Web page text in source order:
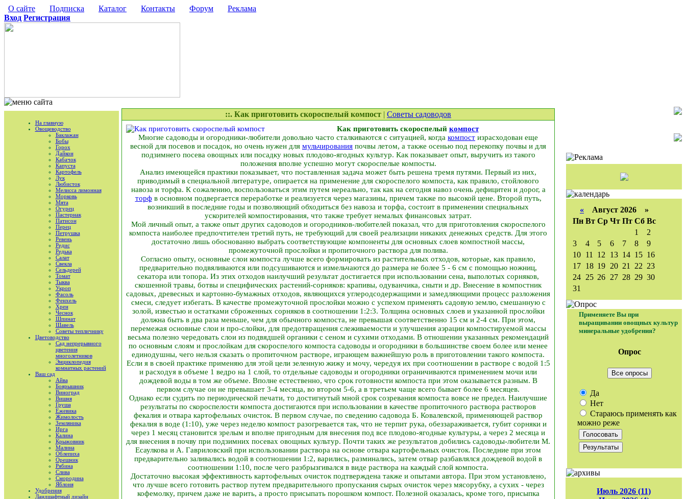
О сайте Подписка Каталог Контакты Форум
Реклама
Вход Регистрация
На главную
Овощеводство
Баклажан
Бобы
Горох
Дайкон
Кабачок
Капуста
Картофель
Лук
Любисток
Мелисса лимонная
Морковь
Мята
Огурец
Пастернак
Патисон
Перец
Петрушка
Ревень
Редис
Редька
Салат
Свекла
Сельдерей
Томат
Тыква
Укроп
Фасоль
Фенхель
Хрен
Чеснок
Шпинат
Шавель
Советы тепличнику
Цветоводство
Сад непрерывного
цветения
многолетников
Энциклопедия
комнатных растений
Ваш сад
Айва
Боярышник
Виноград
Вишня
Груша
Ежевика
Жимолость
Земляника
Ирга
Калина
Крыжовник
Малина
Облепиха
Орешник
Рябина
Слива
Смородина
Яблоня
Удобрения
Ландшафтный дизайн
::. Как приготовить скороспелый компост | Советы садоводов
Как приготовить скороспелый компост
Многие садоводы и огородники-любители довольно часто сталкиваются с ситуацией, когда компост израсходован еще
весной для посевов и посадок, но очень нужен для мульчирования почвы летом, а также осенью под перекопку почвы и для
подзимнего посева овощных или посадку новых плодово-ягодных культур. Как показывает опыт, выручить из такого
положения вполне успешно могут скороспелые компосты.
Анализ имеющейся практики показывает, что поставленная задача может быть решена тремя путями. Первый из них,
приводимый в специальной литературе, опирается на применение для скороспелого компоста, как правило, стойлового
навоза и торфа. К сожалению, воспользоваться этим путем нереально, так как на сегодня навоз очень дефицитен и дорог, а
торфв основном подвергается переработке и реализуется через магазины, причем также по высокой цене. Второй путь,
возникший в последние годы и позволяющий обходиться без навоза и торфа, состоит в применении специальных
ускорителей компостирования, что также требует немалых финансовых затрат.
Мой личный опыт, а также опыт других садоводов и огородников-любителей показал, что для приготовления скороспелого
компоста наиболее предпочтителен третий путь, не требующий для своей реализации никаких денежных средств. Для этого
достаточно лишь обоснованно выбрать соответствующие компоненты для основных слоев компостной массы,
промежуточной прослойки и пропиточного раствора для полива.
Согласно опыту, основные слои компоста лучше всего формировать из растительных отходов, которые, как правило,
предварительно подвяливаются или подсушиваются и измельчаются до размера не более 5 - 6 см с помощью ножниц,
секатора или топора. Из этих отходов наилучший результат достигается при использовании сена, выполотых сорняков,
скошенной травы, ботвы и специфических растений-сорняков: крапивы, одуванчика, сныти и др. Внесение в компостник
садовых, древесных и картонно-бумажных отходов, являющихся углеродсодержащими и замедляющими процесс разложения
смеси, следует избегать. В качестве промежуточной прослойки можно с успехом применять садовую землю, смешанную с
золой, известью и остатками сброженных сорняков в соотношении 1:2:3. Толщина основных слоев и указанной прослойки
должна быть в два раза меньше, чем для обычного компоста, не превышая соответственно 15 см и 2-4 см. При этом,
перемежая основные слои и про-слойки, для предотвращения слеживаемости и улучшения аэрации компостируемой массы
весьма полезно чередовать слои из подвядшей органики с сеном и сухими отходами. В отношении указанных рекомендаций
по основным слоям и прослойкам для скороспелого компоста садоводы и огородники в большинстве своем более или менее
единодушны, чего нельзя сказать о пропиточном растворе, играющем важнейшую роль в приготовлении такого компоста.
Если я в своей практике применяю для этой цели зеленную жижу и мочу, чередуя их при соотношении в растворе с водой 1:5
и расходуя в объеме 1 ведро на 1 слой, то отдельные садоводы и огородники ограничиваются применением мочи или
дождевой воды в том же объеме. Вполне естественно, что срок готовности компоста при этом оказывается разным. В
первом случае он не превышает 3-4 месяца, во втором 5-6, а в третьем чаще всего бывает более 6 месяцев.
Однако если судить по периодической печати, то достигнутый мной срок созревания компоста вовсе не предел. Наилучшие
результаты по скороспелости компоста достигаются при использовании в качестве пропиточного раствора растворов
фекалия и отвара картофельных очисток. В первом случае, по сведению садовода Б. Ковалевской, применяющей раствор
фекалия в воде (1:10), уже через неделю компост разогревается так, что не терпит рука, обеззараживается, губит сорняки и
через 1 месяц становится зрелым и вполне пригодным для внесения под все плодово-ягодные культуры, а через 2 месяца и
для внесения в почву при подзимних посевах овощных культур. Почти таких же результатов добились садоводы-любители М.
Есаулкова и А. Гавриловский при использовании раствора на основе отвара картофельных очисток. Последние при этом
предварительно заливались водой в соотношении 1:2, варились, разминались, затем отвар разбавлялся дождевой водой в
соотношении 1:10, после чего разбрызгивался в виде раствора на каждый слой компоста.
Достаточно высокая эффективность картофельных очисток подтверждена также и опытами автора. При этом установлено,
что лучше всего готовить раствор путем предварительного пропускания сырых очисток через мясорубку, а сухих - через
кофемолку, причем даже не варить, а просто присыпать порошком компост. Полезной оказалась, кроме того, присыпка
« Август 2026 »
Пн Вт Ср Чт Пт Сб Вс
1
2
3
4 5 6 7 8
9
10 11 12 13 14 15 16
17 18 19 20 21 22 23
24 25 26 27 28 29 30
31
Применяете Вы при
выращивании овощных культур
минеральные удобрения?
Опрос
Все опросы
Да
Нет
Стараюсь применять как
можно реже
Июль 2026 (11)